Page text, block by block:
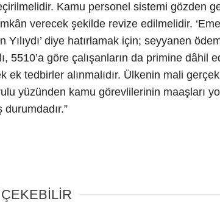
Kamu personel sistemi gözden
verecek şekilde revize edilmelidir.
Yılıydı’ diye hatırlamak için; seyyanen
5510’a göre çalışanların da primine dâhil
ek tedbirler alınmalıdır. Ülkenin mali
yüzünden kamu görevlilerinin maaşları
ÇEKEBİLİR